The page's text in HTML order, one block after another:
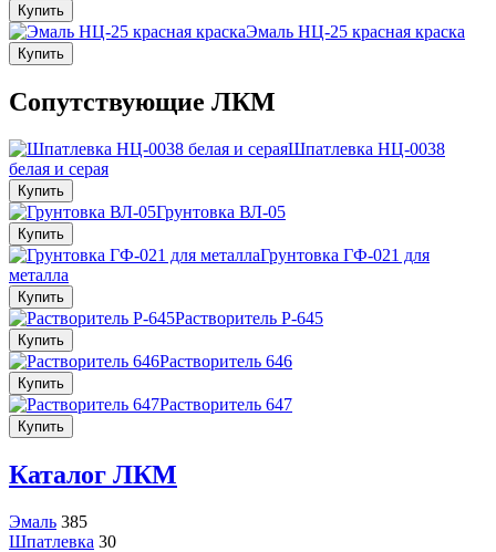
Купить
Эмаль НЦ-25 красная краска
Купить
Сопутствующие ЛКМ
Шпатлевка НЦ-0038
белая и серая
Купить
Грунтовка ВЛ-05
Купить
Грунтовка ГФ-021 для
металла
Купить
Растворитель Р-645
Купить
Растворитель 646
Купить
Растворитель 647
Купить
Каталог ЛКМ
Эмаль 385
Шпатлевка 30